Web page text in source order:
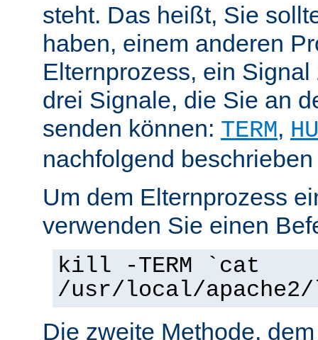
steht. Das heißt, Sie
haben, einem anderen
Elternprozess, ein
drei Signale, die Sie an
senden können: TERM,
nachfolgend
Um dem Elternprozess
verwenden Sie einen
kill -TERM `cat
/usr/local/
Die zweite Methode,